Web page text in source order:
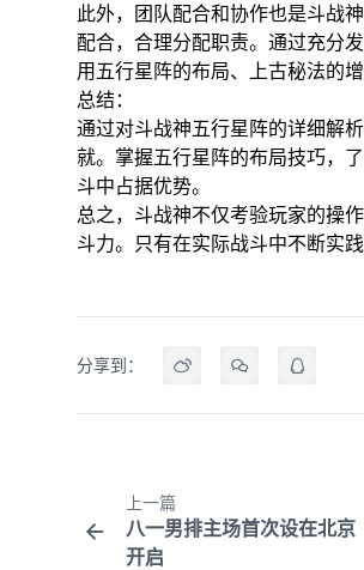
此外，团队配合和协作也是斗战
配合，合理分配职责。通过充分
用五行星阵的布局、上古秘法的
总结：
通过对斗战神五行星阵的详细解
就。掌握五行星阵的布局技巧，
斗中占据优势。
总之，斗战神不仅考验玩家的操
斗力。只有在实际战斗中不断实
分享到：
上一篇
八一男排主场首次设在北
开启